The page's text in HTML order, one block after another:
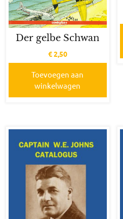
Der gelbe Schwan
€2,50
Toevoegen aan
winkelwagen